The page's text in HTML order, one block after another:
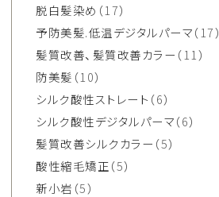
脱白髪染め （17）
予防美髪.低温デジタルパーマ（17）
髪質改善、髪質改善カラー （11）
防美髪 （10）
シルク酸性ストレート （6）
シルク酸性デジタルパーマ（6）
髪質改善シルクカラー （5）
酸性縮毛矯正（5）
新小岩 （5）